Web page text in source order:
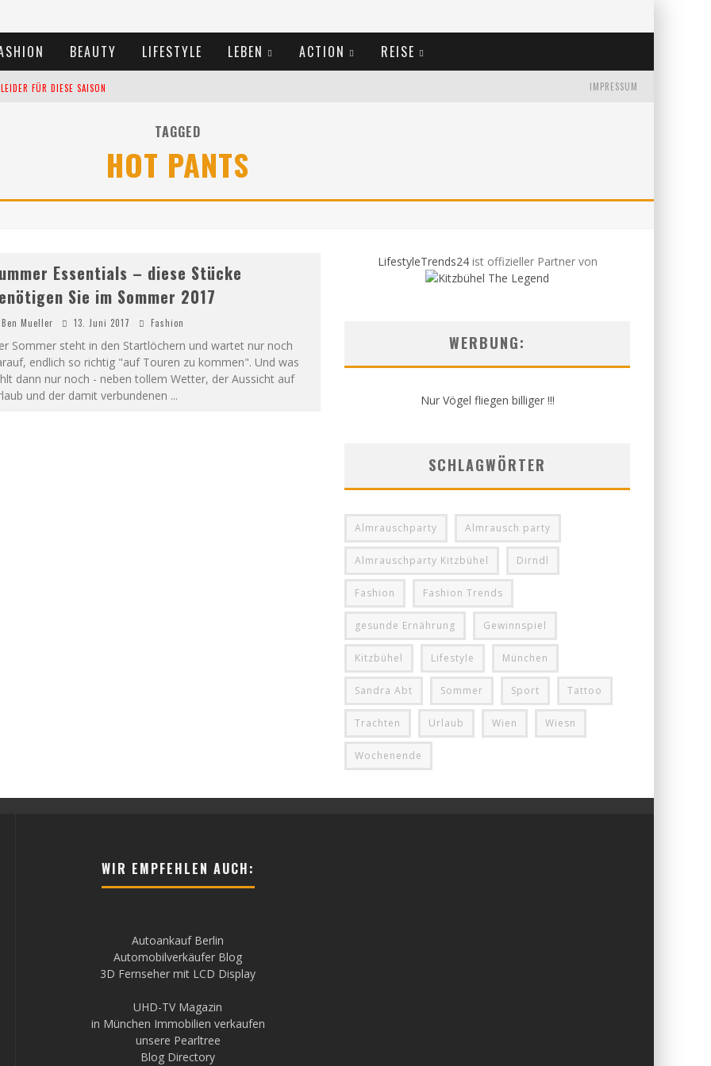
BEAUTY LIFESTYLE LEBEN ACTION REISE
FÜR DIESE SAISON IMPRESSUM
TAGGED
HOT PANTS
Essentials – diese Stücke
Sie im Sommer 2017
Ben Mueller 13. Juni 2017 Fashion
Sommer steht in den Startlöchern und wartet nur noch
endlich so richtig "auf Touren zu kommen". Und was
dann nur noch - neben tollem Wetter, der Aussicht auf
und der damit verbundenen ...
LifestyleTrends24ist offizieller Partner von
WERBUNG:
Nur Vögel fliegen billiger !!!
SCHLAGWÖRTER
Almrauschparty Almrausch party
Almrauschparty Kitzbühel Dirndl
Fashion Fashion Trends
gesunde Ernährung Gewinnspiel
Kitzbühel Lifestyle München
Sandra Abt Sommer Sport Tattoo
Trachten Urlaub Wien Wiesn
Wochenende
WIR EMPFEHLEN AUCH:
Autoankauf Berlin
Automobilverkäufer Blog
3D Fernseher mit LCD Display
UHD-TV Magazin
in München Immobilien verkaufen
unsere Pearltree
Blog Directory